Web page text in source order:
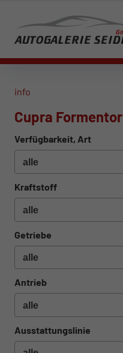
info
Cupra Formentor
Verfügbarkeit, Art
Kraftstoff
Getriebe
Antrieb
Ausstattungslinie